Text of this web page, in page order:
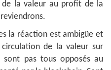
de la valeur au profit de la
la réaction est ambigüe et
de la valeur sur
sont pas tous opposés au